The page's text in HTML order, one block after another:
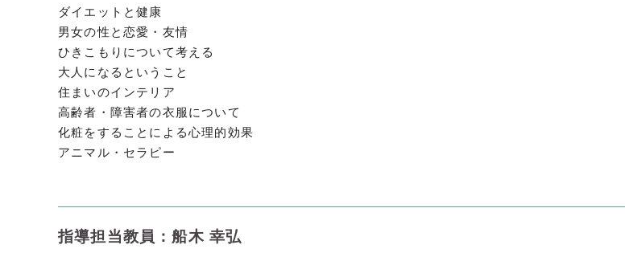
ダイエットと健康
男女の性と恋愛・友情
ひきこもりについて考える
大人になるということ
住まいのインテリア
高齢者・障害者の衣服について
化粧をすることによる心理的効果
アニマル・セラピー
指導担当教員：船木 幸弘